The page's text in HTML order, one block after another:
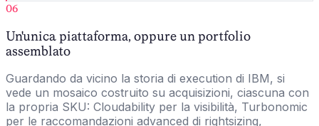
06
Un'unica piattaforma, oppure un portfolio
assemblato
Guardando da vicino la storia di execution di IBM, si
vede un mosaico costruito su acquisizioni, ciascuna con
la propria SKU: Cloudability per la visibilità, Turbonomic
per le raccomandazioni advanced di rightsizing,